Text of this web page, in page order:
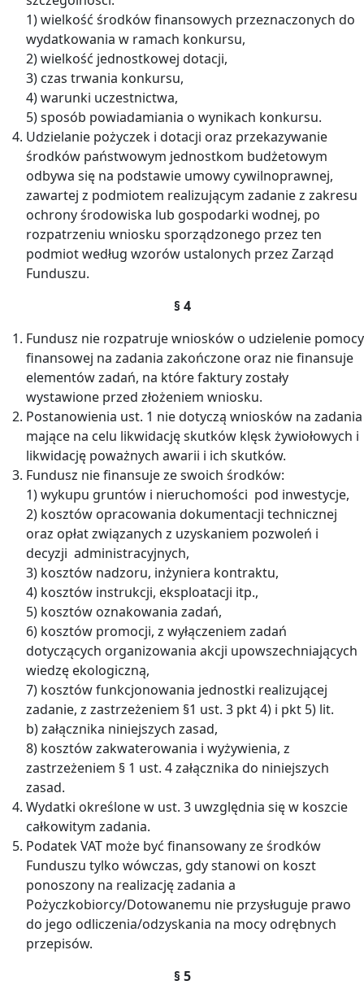
1) wielkość środków finansowych przeznaczonych do
wydatkowania w ramach konkursu,
2) wielkość jednostkowej dotacji,
3) czas trwania konkursu,
4) warunki uczestnictwa,
5) sposób powiadamiania o wynikach konkursu.
Udzielanie pożyczek i dotacji oraz przekazywanie
środków państwowym jednostkom budżetowym
odbywa się na podstawie umowy cywilnoprawnej,
zawartej z podmiotem realizującym zadanie z zakresu
ochrony środowiska lub gospodarki wodnej, po
rozpatrzeniu wniosku sporządzonego przez ten
podmiot według wzorów ustalonych przez Zarząd
Funduszu.
§ 4
Fundusz nie rozpatruje wniosków o udzielenie pomocy
finansowej na zadania zakończone oraz nie finansuje
elementów zadań, na które faktury zostały
wystawione przed złożeniem wniosku.
Postanowienia ust. 1 nie dotyczą wniosków na zadania
mające na celu likwidację skutków klęsk żywiołowych i
likwidację poważnych awarii i ich skutków.
Fundusz nie finansuje ze swoich środków:
1) wykupu gruntów i nieruchomości pod inwestycje,
2) kosztów opracowania dokumentacji technicznej
oraz opłat związanych z uzyskaniem pozwoleń i
decyzji administracyjnych,
3) kosztów nadzoru, inżyniera kontraktu,
4) kosztów instrukcji, eksploatacji itp.,
5) kosztów oznakowania zadań,
6) kosztów promocji, z wyłączeniem zadań
dotyczących organizowania akcji upowszechniających
wiedzę ekologiczną,
7) kosztów funkcjonowania jednostki realizującej
zadanie, z zastrzeżeniem §1 ust. 3 pkt 4) i pkt 5) lit.
b) załącznika niniejszych zasad,
8) kosztów zakwaterowania i wyżywienia, z
zastrzeżeniem § 1 ust. 4 załącznika do niniejszych
zasad.
Wydatki określone w ust. 3 uwzględnia się w koszcie
całkowitym zadania.
Podatek VAT może być finansowany ze środków
Funduszu tylko wówczas, gdy stanowi on koszt
ponoszony na realizację zadania a
Pożyczkobiorcy/Dotowanemu nie przysługuje prawo
do jego odliczenia/odzyskania na mocy odrębnych
przepisów.
§ 5